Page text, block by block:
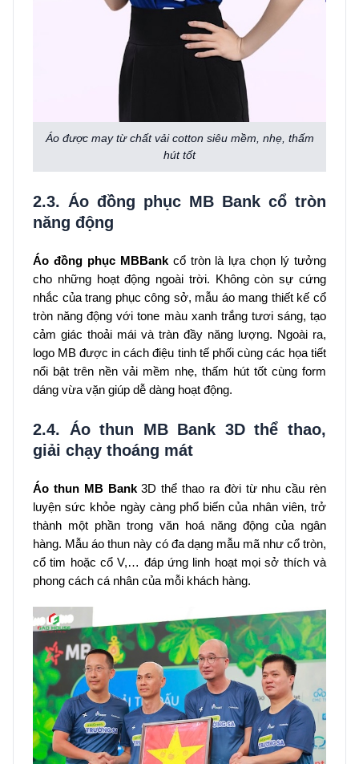
Áo được may từ chất vải cotton siêu mềm, nhẹ, thấm
hút tốt
2.3. Áo đồng phục MB Bank cổ tròn
năng động
Áo đồng phục MBBankcổ tròn là lựa chọn lý tưởng
cho những hoạt động ngoài trời. Không còn sự cứng
nhắc của trang phục công sở, mẫu áo mang thiết kế cổ
tròn năng động với tone màu xanh trắng tươi sáng, tạo
cảm giác thoải mái và tràn đầy năng lượng. Ngoài ra,
logo MB được in cách điệu tinh tế phối cùng các họa tiết
nổi bật trên nền vải mềm nhẹ, thấm hút tốt cùng form
dáng vừa vặn giúp dễ dàng hoạt động.
2.4. Áo thun MB Bank 3D thể thao,
giải chạy thoáng mát
Áo thun MB Bank3D thể thao ra đời từ nhu cầu rèn
luyện sức khỏe ngày càng phổ biến của nhân viên, trở
thành một phần trong văn hoá năng động của ngân
hàng. Mẫu áo thun này có đa dạng mẫu mã như cổ tròn,
cổ tim hoặc cổ V,… đáp ứng linh hoạt mọi sở thích và
phong cách cá nhân của mỗi khách hàng.